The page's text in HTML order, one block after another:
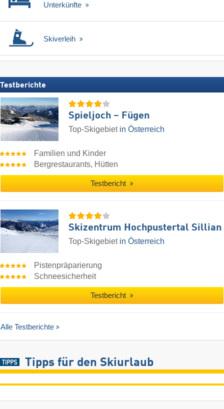
Unterkünfte
Skiverleih
Testberichte
Spieljoch – Fügen
Top-Skigebiet in Österreich
Familien und Kinder
Bergrestaurants, Hütten
Testbericht
Skizentrum Hochpustertal Sillian
Top-Skigebiet in Österreich
Pistenpräparierung
Schneesicherheit
Testbericht
Alle Testberichte
Tipps für den Skiurlaub